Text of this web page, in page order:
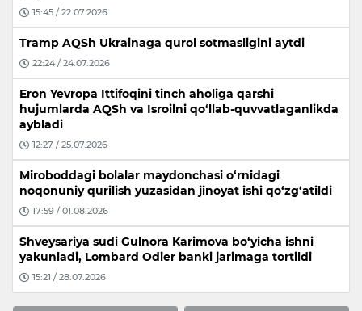
15:45 / 22.07.2026
Tramp AQSh Ukrainaga qurol sotmasligini aytdi
22:24 / 24.07.2026
Eron Yevropa Ittifoqini tinch aholiga qarshi
hujumlarda AQSh va Isroilni qo‘llab-quvvatlaganlikda
aybladi
12:27 / 25.07.2026
Miroboddagi bolalar maydonchasi o‘rnidagi
noqonuniy qurilish yuzasidan jinoyat ishi qo‘zg‘atildi
17:59 / 01.08.2026
Shveysariya sudi Gulnora Karimova bo‘yicha ishni
yakunladi, Lombard Odier banki jarimaga tortildi
15:21 / 28.07.2026